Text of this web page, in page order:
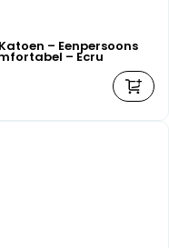
– Eenpersoons
– Ecru